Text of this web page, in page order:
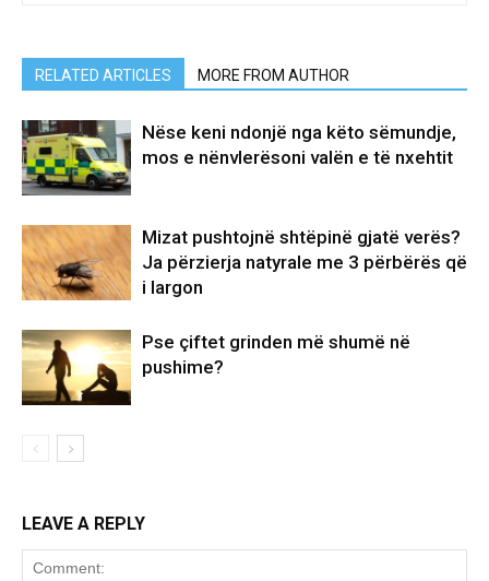
RELATED ARTICLES MORE FROM AUTHOR
Nëse keni ndonjë nga këto sëmundje,
mos e nënvlerësoni valën e të nxehtit
Mizat pushtojnë shtëpinë gjatë verës?
Ja përzierja natyrale me 3 përbërës që
i largon
Pse çiftet grinden më shumë në
pushime?
LEAVE A REPLY